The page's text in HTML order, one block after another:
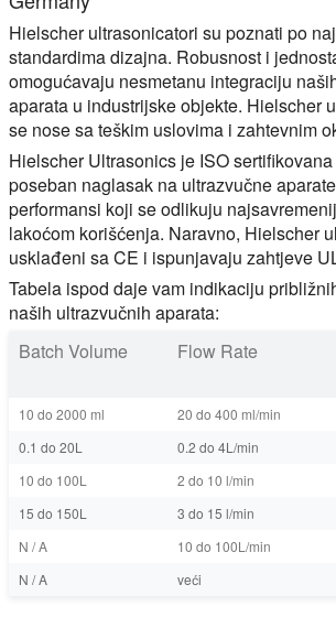
Hielscher ultrasonicatori su poznati po
standardima dizajna. Robusnost i
omogućavaju nesmetanu integraciju
aparata u industrijske objekte. Hielscher
se nose sa teškim uslovima i zahtevnim
Hielscher Ultrasonics je ISO
poseban naglasak na ultrazvučne
performansi koji se odlikuju
lakoćom korišćenja. Naravno, Hielscher
usklađeni sa CE i ispunjavaju zahtjeve
Tabela ispod daje vam indikaciju
naših ultrazvučnih aparata:
Batch Volume
Flow Rate
10 do 2000 ml 20 do 400 ml/min
0.1 do 20L
0.2 do 4L/min
10 do 100L
2 do 10 l/min
15 do 150L
3 do 15 l/min
N / A
10 do 100L/min
N / A
veći